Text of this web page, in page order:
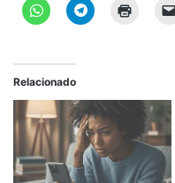
Relacionado